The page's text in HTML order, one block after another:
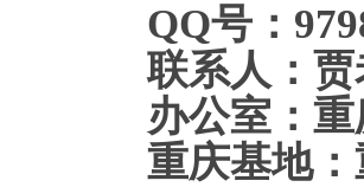
QQ号：
联系人：
办公室：
重庆基地